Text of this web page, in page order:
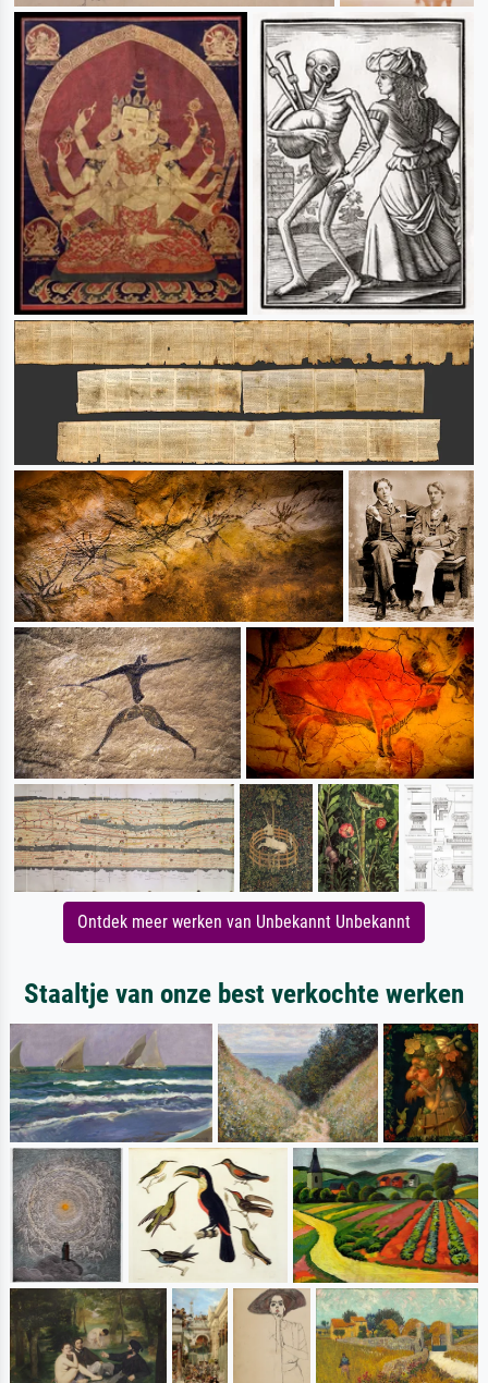
Ontdek meer werken van Unbekannt Unbekannt
Staaltje van onze best verkochte werken